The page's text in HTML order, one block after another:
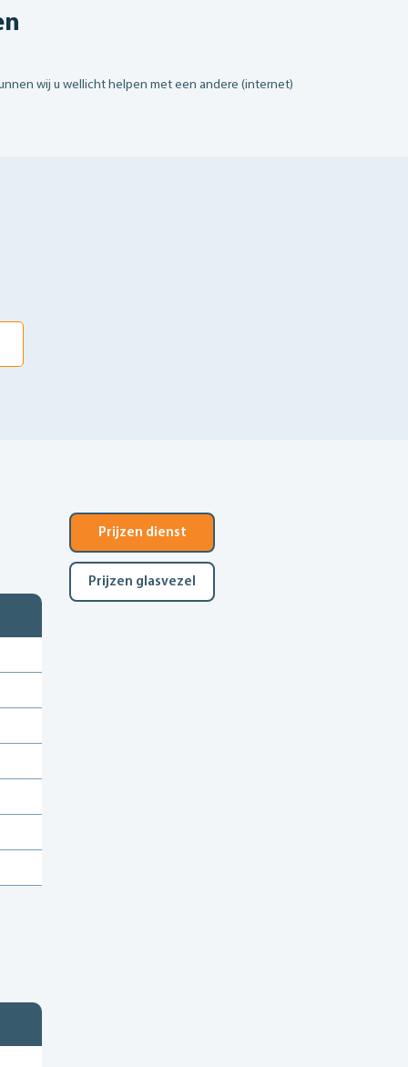
wij u wellicht helpen met een andere (internet)
Prijzen dienst
Prijzen glasvezel